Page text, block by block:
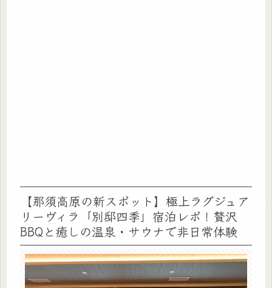
【那須高原の新スポット】極上ラグジュア
リーヴィラ「別邸四季」宿泊レポ！贅沢
BBQと癒しの温泉・サウナで非日常体験